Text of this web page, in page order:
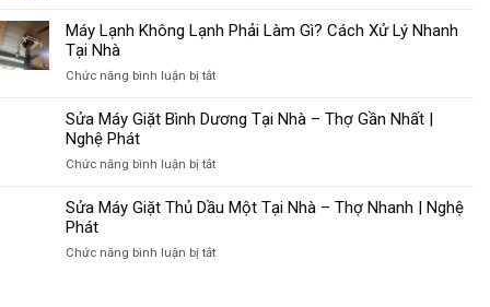
Nhân
Cách
Hiệu
Lạnh
Nguyên
&
Xử
Nhanh
Máy Lạnh Không Lạnh Phải Làm Gì? Cách Xử Lý Nhanh
Tại Nhà
Chức năng bình luận bị tắtở
Lạnh
Gì?
Xử
Sửa Máy Giặt Bình Dương Tại Nhà – Thợ Gần Nhất |
Nghệ Phát
Chức năng bình luận bị tắtở
Máy
Sửa Máy Giặt Thủ Dầu Một Tại Nhà – Thợ Nhanh | Nghệ
Phát
Chức năng bình luận bị tắtở